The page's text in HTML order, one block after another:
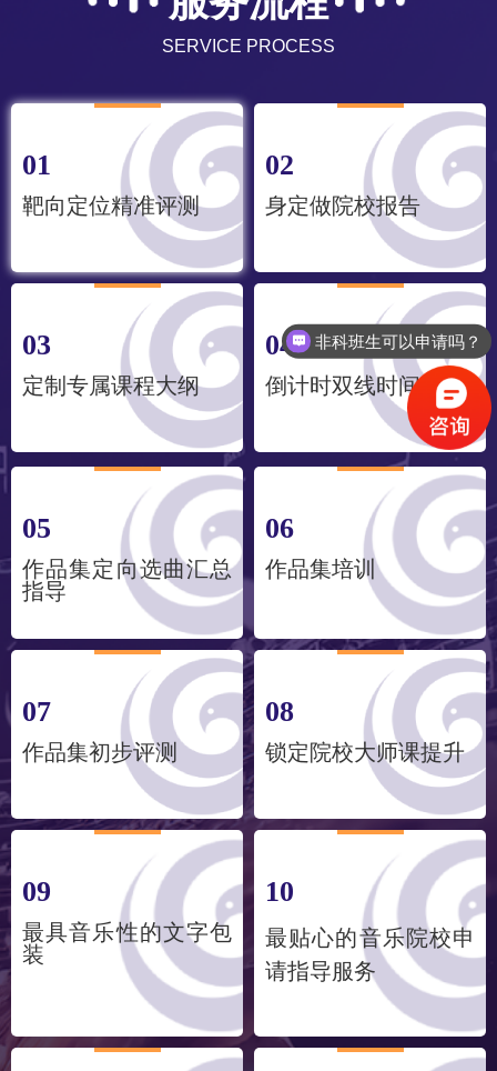
01
靶向定位精准评测
02
身定做院校报告
03
定制专属课程大纲
04
倒计时双线时间规划
05
作品集定向选曲汇总
指导
06
作品集培训
07
作品集初步评测
08
锁定院校大师课提升
09
最具音乐性的文字包
装
10
最贴心的音乐院校申
请指导服务
SERVICE PROCESS
非科班生可以申请吗？